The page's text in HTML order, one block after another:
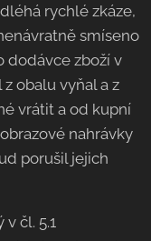
rychlé zkáze,
smíseno
dodávce zboží v
obalu vyňal a z
vrátit a od kupní
nahrávky
porušil jejich
čl. 5.1